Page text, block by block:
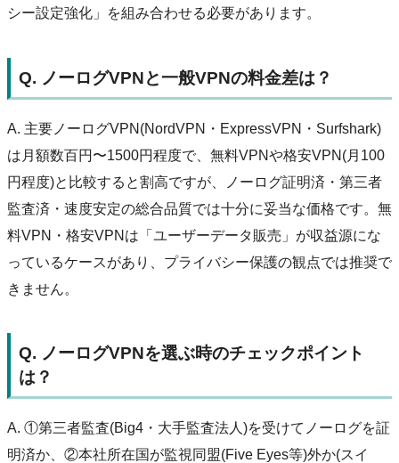
シー設定強化」を組み合わせる必要があります。
Q. ノーログVPNと一般VPNの料金差は？
A. 主要ノーログVPN(NordVPN・ExpressVPN・Surfshark)
は月額数百円〜1500円程度で、無料VPNや格安VPN(月100
円程度)と比較すると割高ですが、ノーログ証明済・第三者
監査済・速度安定の総合品質では十分に妥当な価格です。無
料VPN・格安VPNは「ユーザーデータ販売」が収益源にな
っているケースがあり、プライバシー保護の観点では推奨で
きません。
Q. ノーログVPNを選ぶ時のチェックポイント
は？
A. ①第三者監査(Big4・大手監査法人)を受けてノーログを証
明済か、②本社所在国が監視同盟(Five Eyes等)外か(スイ